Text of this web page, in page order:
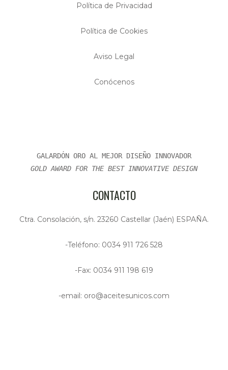
Política de Privacidad
Política de Cookies
Aviso Legal
Conócenos
GALARDÓN ORO AL MEJOR DISEÑO INNOVADOR
GOLD AWARD FOR THE BEST INNOVATIVE DESIGN
CONTACTO
Ctra. Consolación, s/n. 23260 Castellar (Jaén) ESPAÑA.
-Teléfono: 0034 911 726 528
-Fax: 0034 911 198 619
-email: oro@aceitesunicos.com